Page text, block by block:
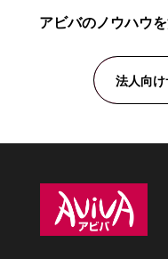
アビバのノウハウ
法人向